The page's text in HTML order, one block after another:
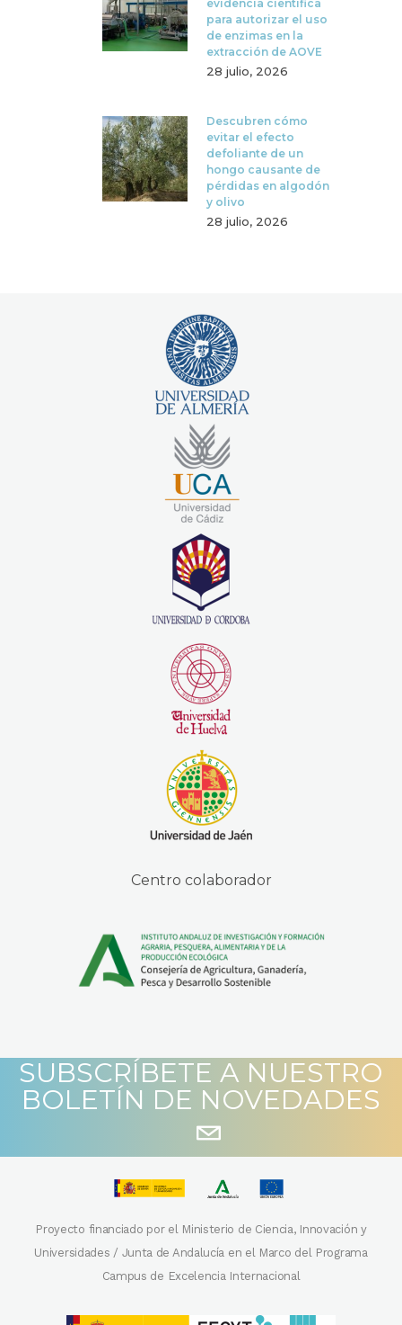
evidencia científica
para autorizar el uso
de enzimas en la
extracción de AOVE
28 julio, 2026
Descubren cómo
evitar el efecto
defoliante de un
hongo causante de
pérdidas en algodón
y olivo
28 julio, 2026
Centro colaborador
SUBSCRÍBETE A NUESTRO
BOLETÍN DE NOVEDADES
Proyecto financiado por el Ministerio de Ciencia, Innovación y
Universidades / Junta de Andalucía en el Marco del Programa
Campus de Excelencia Internacional